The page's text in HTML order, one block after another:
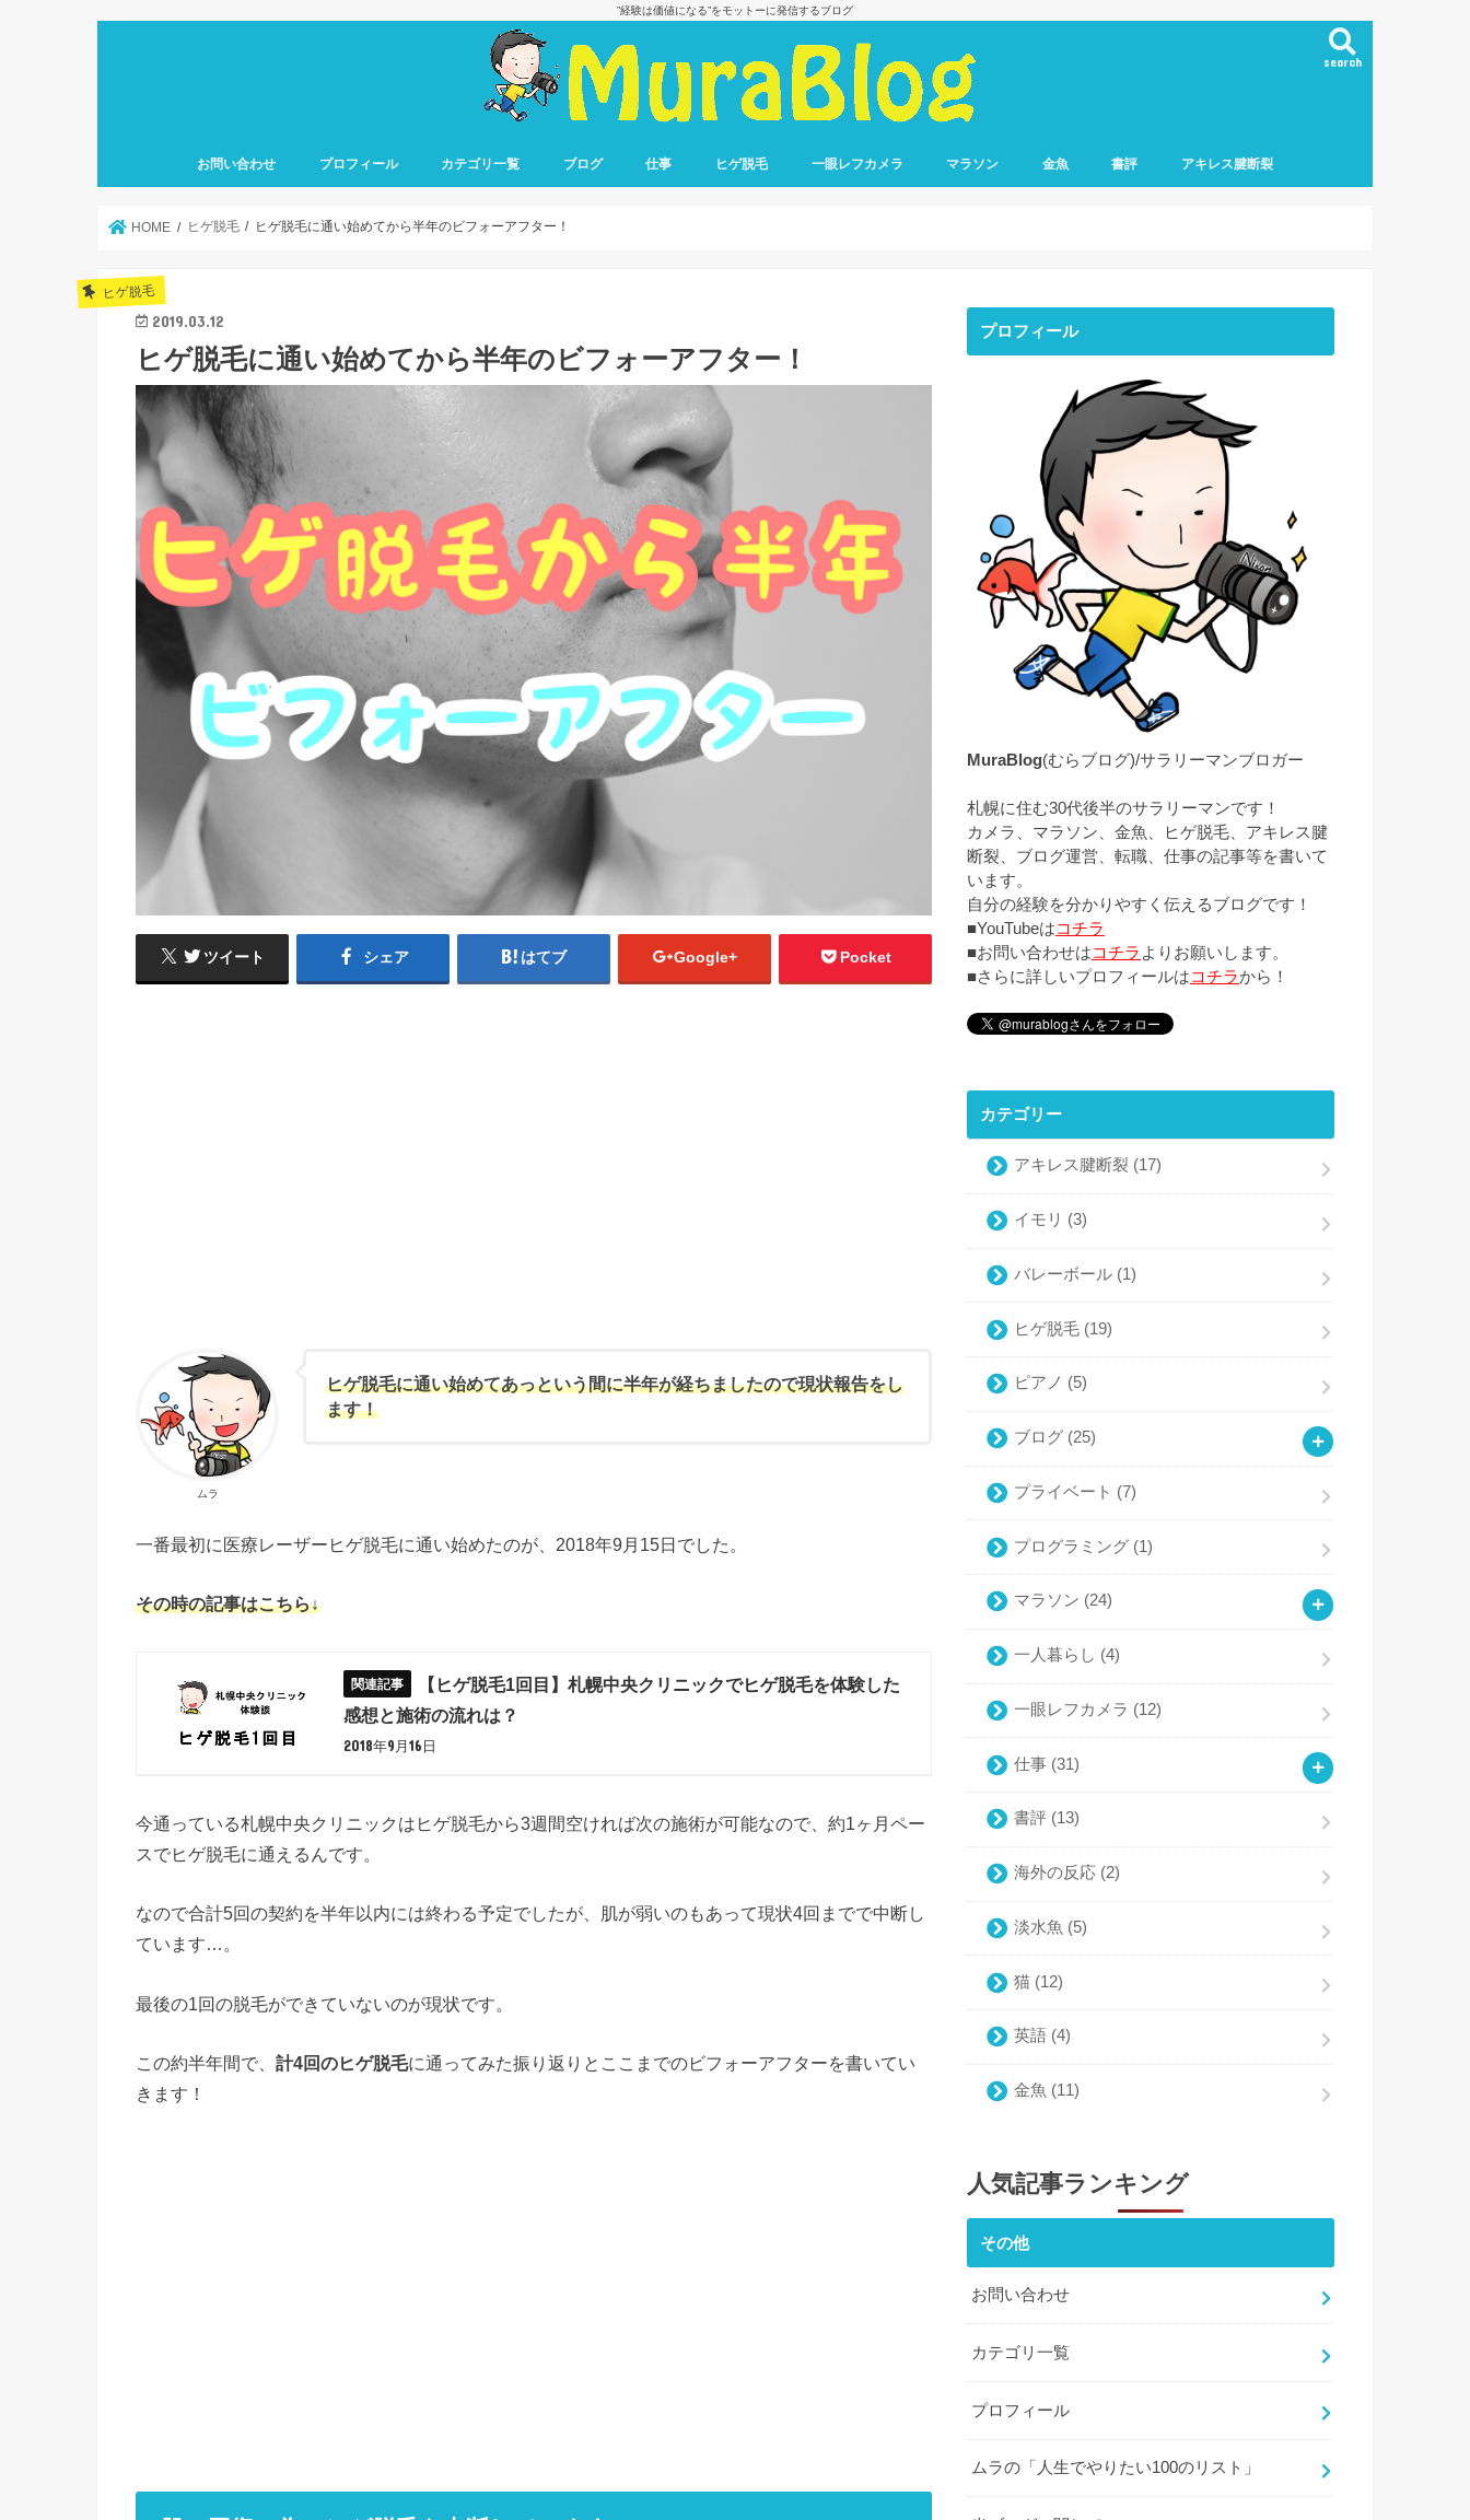
”経験は価値になる”をモットーに発信するブログ
search
お問い合わせ プロフィール カテゴリ一覧 ブログ 仕事 ヒゲ脱毛 一眼レフカメラ マラソン 金魚 書評 アキレス腱断裂
HOME ヒゲ脱毛 ヒゲ脱毛に通い始めてから半年のビフォーアフター！
ヒゲ脱毛
2019.03.12
ヒゲ脱毛に通い始めてから半年のビフォーアフター！
ツイート シェア はてブ Google+ Pocket
ムラ
ヒゲ脱毛に通い始めてあっという間に半年が経ちましたので現状報告をし
ます！
一番最初に医療レーザーヒゲ脱毛に通い始めたのが、2018年9月15日でした。
その時の記事はこちら↓
【ヒゲ脱毛1回目】札幌中央クリニックでヒゲ脱毛を体験した
感想と施術の流れは？
2018年9月16日
今通っている札幌中央クリニックはヒゲ脱毛から3週間空ければ次の施術が可能なので、約1ヶ月ペー
スでヒゲ脱毛に通えるんです。
なので合計5回の契約を半年以内には終わる予定でしたが、肌が弱いのもあって現状4回までで中断し
ています…。
最後の1回の脱毛ができていないのが現状です。
この約半年間で、 計4回のヒゲ脱毛に通ってみた振り返りとここまでのビフォーアフターを書いてい
きます！
プロフィール
MuraBlog(むらブログ)/サラリーマンブロガー
札幌に住む30代後半のサラリーマンです！
カメラ、マラソン、金魚、ヒゲ脱毛、アキレス腱
断裂、ブログ運営、転職、仕事の記事等を書いて
います。
自分の経験を分かりやすく伝えるブログです！
■YouTubeはコチラ
■お問い合わせはコチラ よりお願いします。
■さらに詳しいプロフィールはコチラから！
カテゴリー
アキレス腱断裂 (17)
イモリ (3)
バレーボール (1)
ヒゲ脱毛 (19)
ピアノ (5)
ブログ (25)
プライベート (7)
プログラミング (1)
マラソン (24)
一人暮らし (4)
一眼レフカメラ (12)
仕事 (31)
書評 (13)
海外の反応 (2)
淡水魚 (5)
猫 (12)
英語 (4)
金魚 (11)
人気記事ランキング
その他
お問い合わせ
カテゴリ一覧
プロフィール
ムラの「人生でやりたい100のリスト」